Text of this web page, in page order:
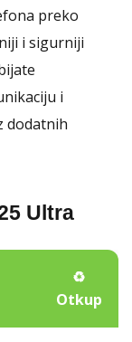
preko
i sigurniji
i
dodatnih
Ultra
♻️
Otkup